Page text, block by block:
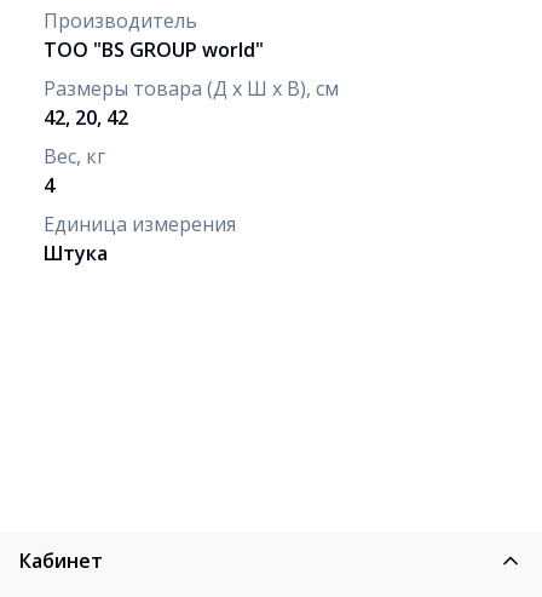
Производитель
ТОО "BS GROUP world"
Размеры товара (Д х Ш х В), см
42, 20, 42
Вес, кг
4
Единица измерения
Штука
Кабинет